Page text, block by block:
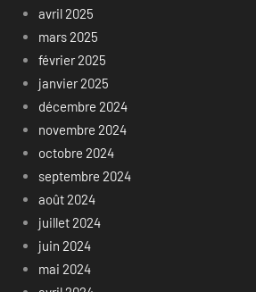
avril 2025
mars 2025
février 2025
janvier 2025
décembre 2024
novembre 2024
octobre 2024
septembre 2024
août 2024
juillet 2024
juin 2024
mai 2024